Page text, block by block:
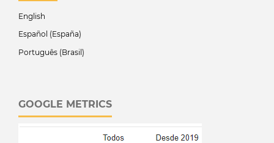
English
Español (España)
Português (Brasil)
GOOGLE METRICS